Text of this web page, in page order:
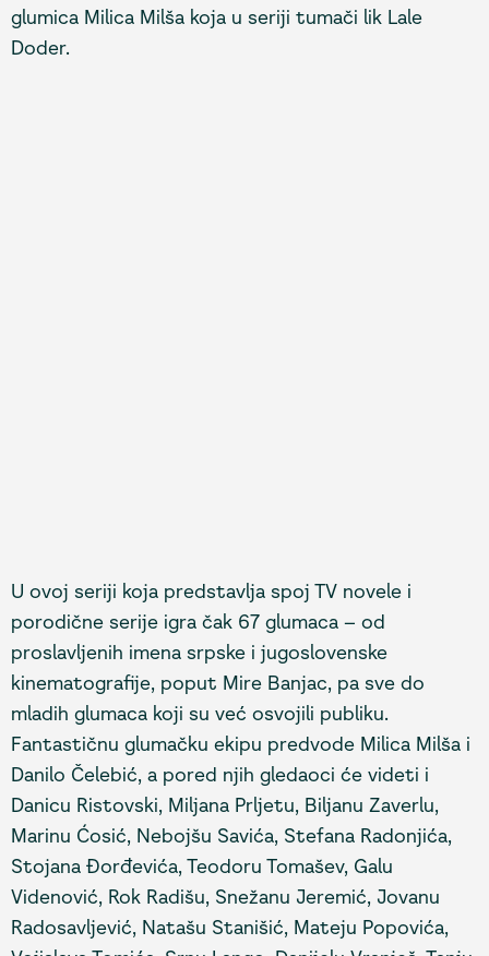
glumica Milica Milša koja u seriji tumači lik Lale
Doder.
U ovoj seriji koja predstavlja spoj TV novele i
porodične serije igra čak 67 glumaca – od
proslavljenih imena srpske i jugoslovenske
kinematografije, poput Mire Banjac, pa sve do
mladih glumaca koji su već osvojili publiku.
Fantastičnu glumačku ekipu predvode Milica Milša i
Danilo Čelebić, a pored njih gledaoci će videti i
Danicu Ristovski, Miljana Prljetu, Biljanu Zaverlu,
Marinu Ćosić, Nebojšu Savića, Stefana Radonjića,
Stojana Đorđevića, Teodoru Tomašev, Galu
Videnović, Rok Radišu, Snežanu Jeremić, Jovanu
Radosavljević, Natašu Stanišić, Mateju Popovića,